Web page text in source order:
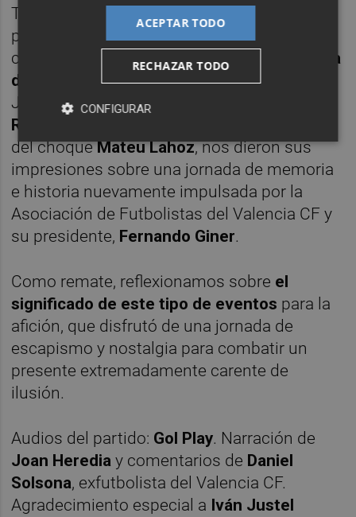
Tras el pitido final llegaron las 'veus' de los
protagonistas. Veus Fé-Cé pudo acceder al
césped y entrevistar a más de
media docena
de los futbolistasque disputaron el partido.
Jugadores comoSalva Ballesta, Oliveira,
Rufete, Albelda o Palop
del choqueMateu Lahoz, nos dieron sus
impresiones sobre una jornada de memoria
e historia nuevamente impulsada por la
Asociación de Futbolistas del Valencia CF y
su presidente, Fernando Giner.
Como remate, reflexionamos sobre el
significado de este tipo de eventos para la
afición, que disfrutó de una jornada de
escapismo y nostalgia para combatir un
presente extremadamente carente de
ilusión.
Audios del partido: Gol Play. Narración de
Joan Heredia y comentarios de Daniel
Solsona, exfutbolista del Valencia CF.
Agradecimiento especial a Iván Justel
ACEPTAR TODO
RECHAZAR TODO
CONFIGURAR